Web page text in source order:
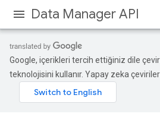
Data Manager API
Google, içerikleri tercih ettiğiniz dile
teknolojisini kullanır. Yapay zeka